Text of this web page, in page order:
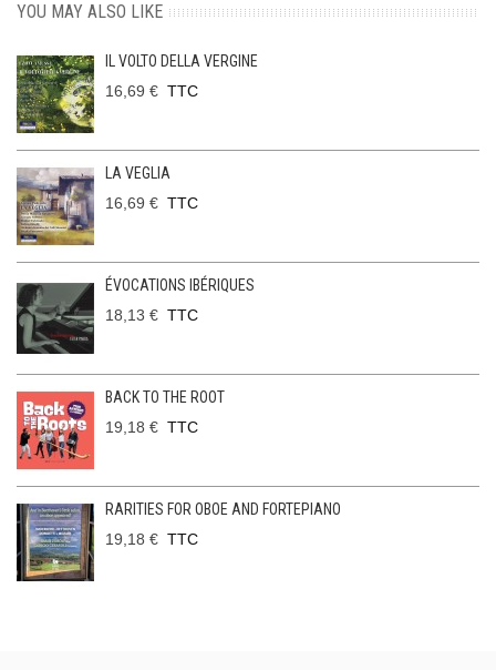
YOU MAY ALSO LIKE
IL VOLTO DELLA VERGINE
16,69 € TTC
LA VEGLIA
16,69 € TTC
ÉVOCATIONS IBÉRIQUES
18,13 € TTC
BACK TO THE ROOT
19,18 € TTC
RARITIES FOR OBOE AND FORTEPIANO
19,18 € TTC